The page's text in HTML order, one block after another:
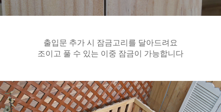
출입문 추가 시 잠금고리를 달아드려요
조이고 풀 수 있는 이중 잠금이 가능합니다